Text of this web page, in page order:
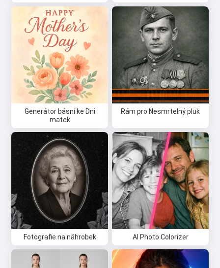
Generátor básní ke Dni
matek
Rám pro Nesmrtelný pluk
Fotografie na náhrobek AI Photo Colorizer